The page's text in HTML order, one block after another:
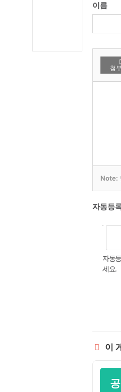
이름
첨
Note:
자동등
자동
세요.
이
공